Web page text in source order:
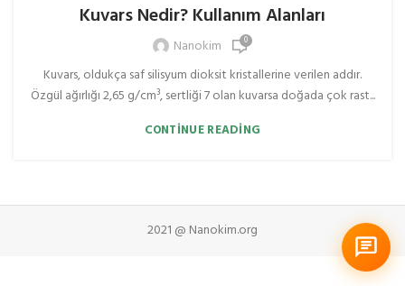
Kuvars Nedir? Kullanım Alanları
Nanokim 0
Kuvars, oldukça saf silisyum dioksit kristallerine verilen addır.
Özgül ağırlığı 2,65 g/cm³, sertliği 7 olan kuvarsa doğada çok rast...
CONTINUE READING
2021 @ Nanokim.org